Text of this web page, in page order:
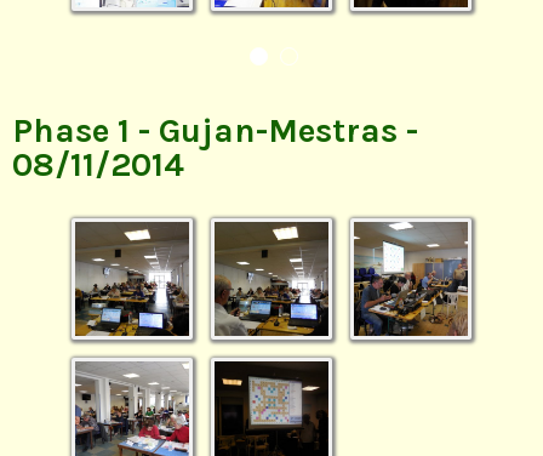
Phase 1 - Gujan-Mestras -
08/11/2014